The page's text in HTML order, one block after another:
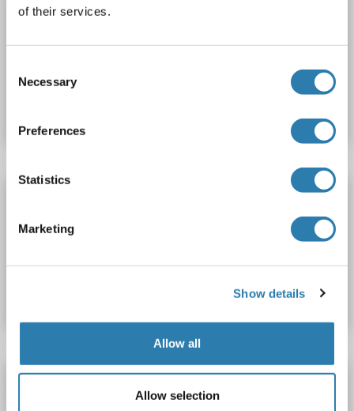
of their services.
Selection
Necessary
Preferences
Statistics
Marketing
Show details
Allow all
Allow selection
INSL3 Kit ELISA
N° du produit ABIN454581
N° du produit ABIN1138159
Détails
INSL3 Kit ELISA